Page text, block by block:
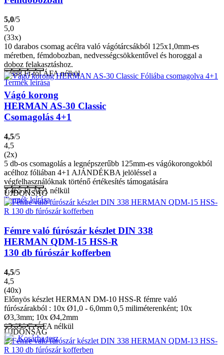
5,0/5
5,0
(33x)
10 darabos csomag acélra való vágótárcsákból 125x1,0mm-es
méretben, fémdobozban, nedvességcsökkentővel és horoggal a
doboz felakasztáshoz.
2.888Ft-tól ÁFA nélkül
Termék leírása
Vágó korong
HERMAN AS-30 Classic
Csomagolás 4+1
4,5/5
4,5
(2x)
5 db-os csomagolás a legnépszerűbb 125mm-es vágókorongokból
acélhoz fóliában 4+1 AJÁNDÉKBA jelöléssel a
végfelhasználóknak történő értékesítés támogatására
1.465FtÁFA nélkül
Termék leírása
ÚJDONSÁG
Fémre való fúrószár készlet DIN 338
HERMAN QDM-15 HSS-R
130 db fúrószár kofferben
4,5/5
4,5
(40x)
Előnyös készlet HERMAN DM-10 HSS-R fémre való
fúrószárakból : 10x Ø1,0 - 6,0mm 0,5 miliméterenként; 10x
Ø3,3mm; 10x Ø4,2mm
15.630FtÁFA nélkül
Kosárba tesz
ÚJDONSÁG